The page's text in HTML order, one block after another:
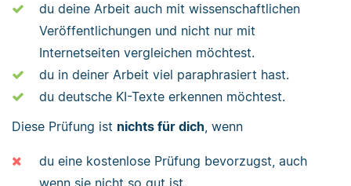
du deine Arbeit auch mit wissenschaftlichen
Veröffentlichungen und nicht nur mit
Internetseiten vergleichen möchtest.
du in deiner Arbeit viel paraphrasiert hast.
du deutsche KI-Texte erkennen möchtest.
Diese Prüfung ist nichts für dich, wenn
du eine kostenlose Prüfung bevorzugst, auch